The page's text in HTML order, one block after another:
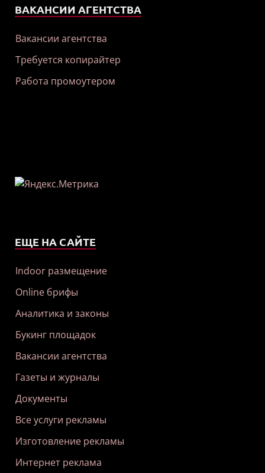
ВАКАНСИИ АГЕНТСТВА
Вакансии агентства
Требуется копирайтер
Работа промоутером
ЕЩЕ НА САЙТЕ
Indoor размещение
Online брифы
Аналитика и законы
Букинг площадок
Вакансии агентства
Газеты и журналы
Документы
Все услуги рекламы
Изготовление рекламы
Интернет реклама